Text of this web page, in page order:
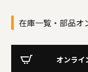
在庫一覧・部品オ
オンライ